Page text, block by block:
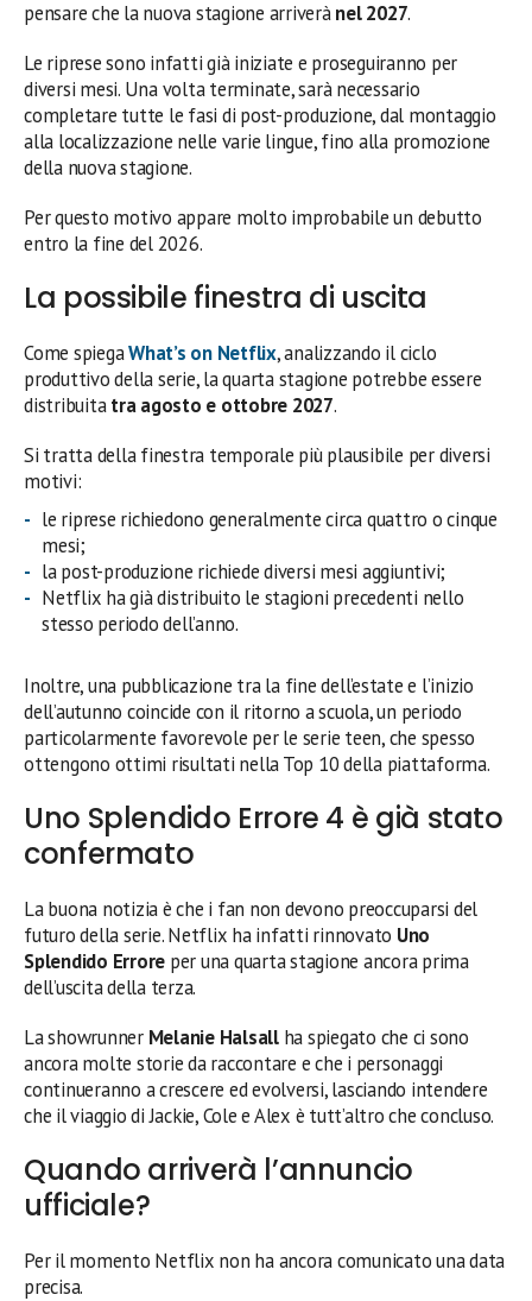
pensare che la nuova stagione arriverànel 2027.
Le riprese sono infatti già iniziate e proseguiranno per
diversi mesi. Una volta terminate, sarà necessario
completare tutte le fasi di post-produzione, dal montaggio
alla localizzazione nelle varie lingue, fino alla promozione
della nuova stagione.
Per questo motivo appare molto improbabile un debutto
entro la fine del 2026.
La possibile finestra di uscita
Come spiegaWhat’s on Netflix, analizzando il ciclo
produttivo della serie, la quarta stagione potrebbe essere
distribuitatra agosto e ottobre 2027.
Si tratta della finestra temporale più plausibile per diversi
motivi:
le riprese richiedono generalmente circa quattro o cinque
mesi;
la post-produzione richiede diversi mesi aggiuntivi;
Netflix ha già distribuito le stagioni precedenti nello
stesso periodo dell’anno.
Inoltre, una pubblicazione tra la fine dell’estate e l’inizio
dell’autunno coincide con il ritorno a scuola, un periodo
particolarmente favorevole per le serie teen, che spesso
ottengono ottimi risultati nella Top 10 della piattaforma.
Uno Splendido Errore 4 è già stato
confermato
La buona notizia è che i fan non devono preoccuparsi del
futuro della serie. Netflix ha infatti rinnovato Uno
Splendido Errore per una quarta stagione ancora prima
dell’uscita della terza.
La showrunner Melanie Halsallha spiegato che ci sono
ancora molte storie da raccontare e che i personaggi
continueranno a crescere ed evolversi, lasciando intendere
che il viaggio di Jackie, Cole e Alex è tutt’altro che concluso.
Quando arriverà l’annuncio
ufficiale?
Per il momento Netflix non ha ancora comunicato una data
precisa.